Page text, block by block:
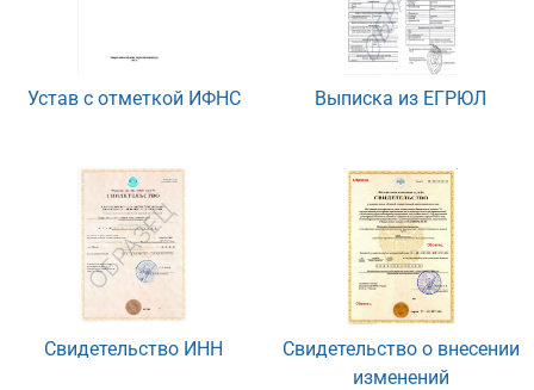
Устав с отметкой ИФНС Выписка из ЕГРЮЛ
Свидетельство ИНН
Свидетельство о внесении
изменений